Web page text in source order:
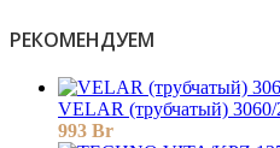
РЕКОМЕНДУЕМ
VELAR (трубчатый)
993 Br